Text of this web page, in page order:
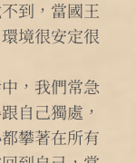
到，當國王
境很安定很
，我們常急
自己獨處，
攀著在所有